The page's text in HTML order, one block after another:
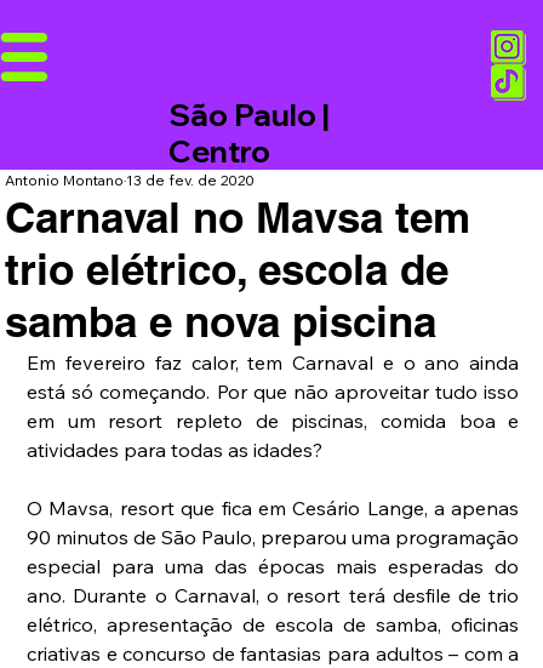
São Paulo |
Centro
Carnaval no Mavsa tem
trio elétrico, escola de
samba e nova piscina
Antonio Montano13 de fev. de 2020
Em fevereiro faz calor, tem Carnaval e o ano ainda
está só começando. Por que não aproveitar tudo isso
em um resort repleto de piscinas, comida boa e
atividades para todas as idades?
O Mavsa, resort que fica em Cesário Lange, a apenas
90 minutos de São Paulo, preparou uma programação
especial para uma das épocas mais esperadas do
ano. Durante o Carnaval, o resort terá desfile de trio
elétrico, apresentação de escola de samba, oficinas
criativas e concurso de fantasias para adultos – com a